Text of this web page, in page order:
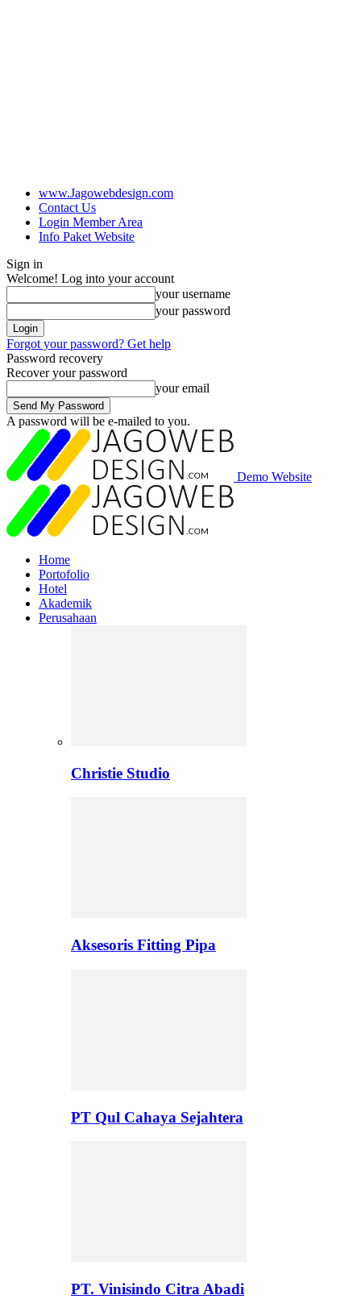
www.Jagowebdesign.com
Contact Us
Login Member Area
Info Paket Website
Sign in
Welcome! Log into your account
your username
your password
Forgot your password? Get help
Password recovery
Recover your password
your email
A password will be e-mailed to you.
Demo Website
Home
Portofolio
Hotel
Akademik
Perusahaan
Christie Studio
Aksesoris Fitting Pipa
PT Qul Cahaya Sejahtera
PT. Vinisindo Citra Abadi